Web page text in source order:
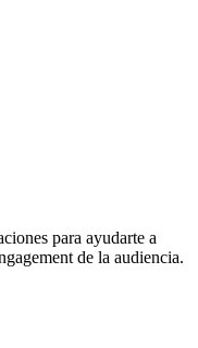
para ayudarte a
de la audiencia.